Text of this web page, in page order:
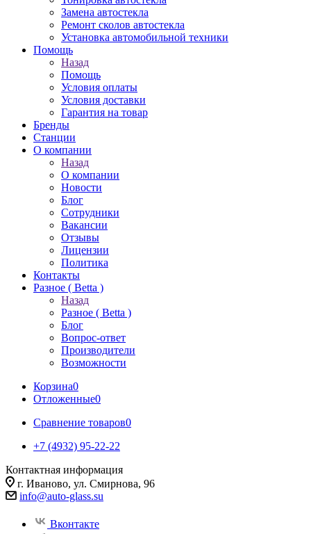
Замена автостекла
Ремонт сколов автостекла
Установка автомобильной техники
Помощь
Назад
Помощь
Условия оплаты
Условия доставки
Гарантия на товар
Бренды
Станции
О компании
Назад
О компании
Новости
Блог
Сотрудники
Вакансии
Отзывы
Лицензии
Политика
Контакты
Разное ( Betta )
Назад
Разное ( Betta )
Блог
Вопрос-ответ
Производители
Возможности
Корзина0
Отложенные0
Сравнение товаров0
+7 (4932) 95-22-22
Контактная информация
г. Иваново, ул. Смирнова, 96
info@auto-glass.su
Вконтакте